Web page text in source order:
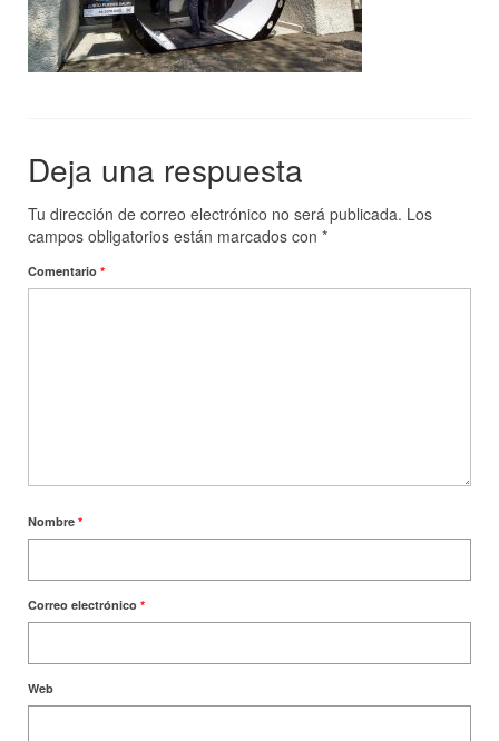
Tienda
Tips de Ozono
Deja una respuesta
Tu dirección de correo electrónico no será publicada. Los
campos obligatorios están marcados con *
Comentario *
Nombre *
Correo electrónico *
Web